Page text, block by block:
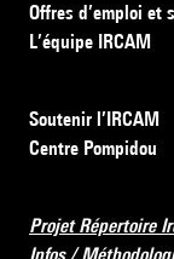
Offres d’emploi et
L’équipe IRCAM
Soutenir l’IRCAM
Centre Pompidou
Projet Répertoire